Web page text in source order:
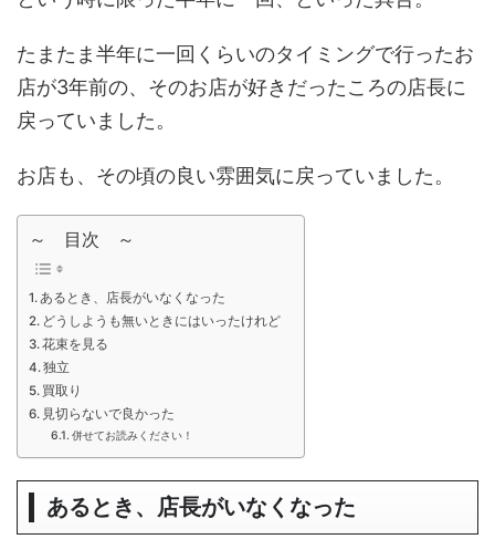
たまたま半年に一回くらいのタイミングで行ったお
店が3年前の、そのお店が好きだったころの店長に
戻っていました。
お店も、その頃の良い雰囲気に戻っていました。
～ 目次 ～
あるとき、店長がいなくなった
どうしようも無いときにはいったけれど
花束を見る
独立
買取り
見切らないで良かった
併せてお読みください！
あるとき、店長がいなくなった